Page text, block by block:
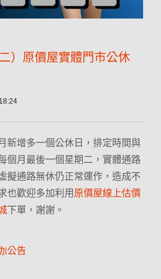
）原價屋實體門市公休
新增多一個公休日，排定時間與
個月最後一個星期二，實體通路
擬通路無休仍正常運作，造成不
也歡迎多加利用 原價屋線上估價
下單，謝謝。
|公告